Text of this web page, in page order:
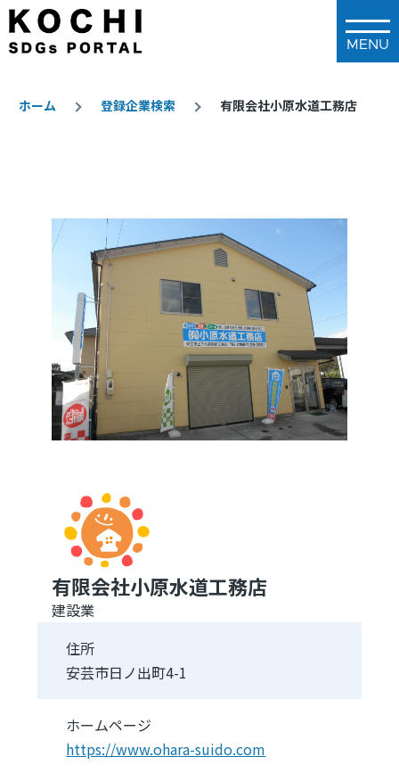
メインコンテンツに移動
ホーム 登録企業検索 有限会社小原水道工務店
有限会社小原水道工務店
建設業
住所
安芸市日ノ出町4-1
ホームページ
https://www.ohara-suido.com